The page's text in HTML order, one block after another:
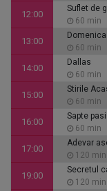
12:00
Suflet de
60 min
13:00
Domenica
60 min
14:00
Dallas
60 min
15:00
Stirile
60 min
16:00
Sapte
60 min
17:00
Adevar
120 min
19:00
Secretul
120 min